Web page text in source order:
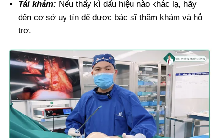
Tái khám: Nếu thấy kì dấu hiệu nào khác lạ, hãy
đến cơ sở uy tín để được bác sĩ thăm khám và hỗ
trợ.